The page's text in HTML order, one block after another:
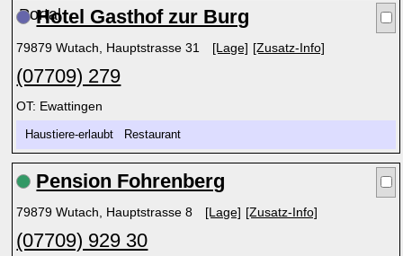
Hotel Gasthof zur Burg
79879 Wutach, Hauptstrasse 31 [Lage] [Zusatz-Info]
(07709) 279
OT: Ewattingen
Haustiere-erlaubt Restaurant
Pension Fohrenberg
79879 Wutach, Hauptstrasse 8 [Lage] [Zusatz-Info]
(07709) 929 30